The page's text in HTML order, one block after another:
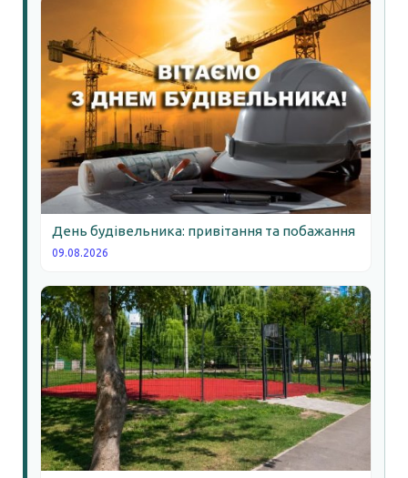
День будівельника: привітання та побажання
09.08.2026